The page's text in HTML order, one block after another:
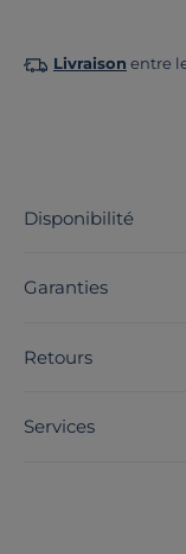
Livraison entre
Disponibilité
Garanties
Retours
Services